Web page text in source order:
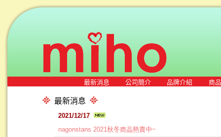
最新消息 公司簡介 品牌介紹 商
最新消息
2021/12/17
nagonstans 2021秋冬商品熱賣中~